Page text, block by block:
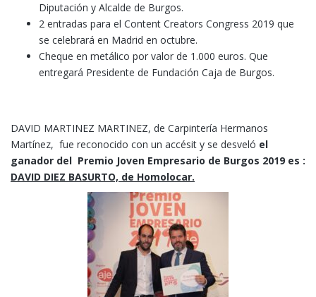
Diputación y Alcalde de Burgos.
2 entradas para el Content Creators Congress 2019 que
se celebrará en Madrid en octubre.
Cheque en metálico por valor de 1.000 euros. Que
entregará Presidente de Fundación Caja de Burgos.
DAVID MARTINEZ MARTINEZ, de Carpintería Hermanos
Martínez, fue reconocido con un accésit y se desveló el
ganador del Premio Joven Empresario de Burgos 2019 es :
DAVID DIEZ BASURTO, de Homolocar.